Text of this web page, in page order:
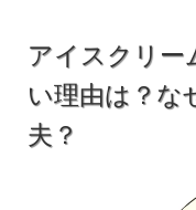
アイスクリー
い理由は？な
夫？